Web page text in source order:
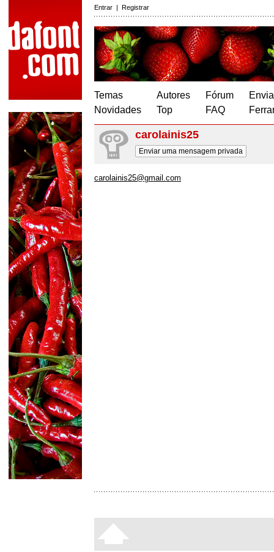
Entrar | Registrar
Temas
Novidades
Autores
Top
Fórum
FAQ
carolainis25
Enviar uma mensagem privada
carolainis25@gmail.com